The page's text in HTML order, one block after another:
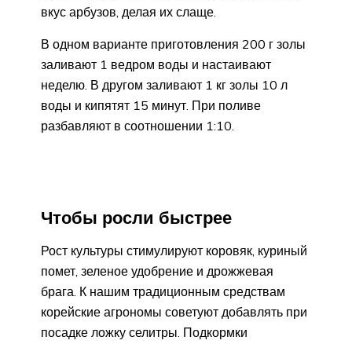
вкус арбузов, делая их слаще.
В одном варианте приготовления 200 г золы
заливают 1 ведром воды и настаивают
неделю. В другом заливают 1 кг золы 10 л
воды и кипятят 15 минут. При поливе
разбавляют в соотношении 1:10.
Чтобы росли быстрее
Рост культуры стимулируют коровяк, куриный
помет, зеленое удобрение и дрожжевая
брага. К нашим традиционным средствам
корейские агрономы советуют добавлять при
посадке ложку селитры. Подкормки